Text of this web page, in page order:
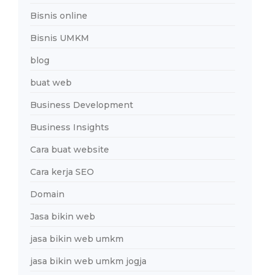
Bisnis online
Bisnis UMKM
blog
buat web
Business Development
Business Insights
Cara buat website
Cara kerja SEO
Domain
Jasa bikin web
jasa bikin web umkm
jasa bikin web umkm jogja